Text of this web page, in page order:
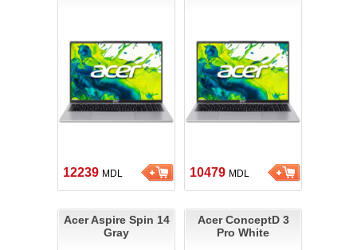
12239 MDL 10479 MDL
Acer Aspire Spin 14
Gray
Acer ConceptD 3
Pro White